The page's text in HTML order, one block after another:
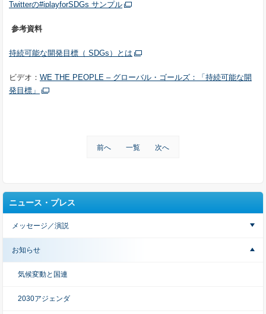
Twitterの#iplayforSDGs サンプル
参考資料
持続可能な開発目標（ SDGs ）とは
ビデオ： WE THE PEOPLE – グローバル・ゴールズ：「持続可能な開
発目標」
前へ 一覧 次へ
ニュース・プレス
メッセージ／演説
お知らせ
気候変動と国連
2030アジェンダ